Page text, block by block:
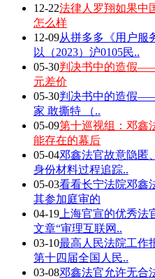
12-22法律人罗翔如果中
怎么样
12-09从拼多多《用户
以（2023）沪0105民..
05-30判决书中的造假
元差价
05-30判决书中的造假
家 敢撕特 （..
05-09第十巡视组：邓鑫
能存在的幕后
05-04邓鑫法官故意隐匿
身份材料过程追踪..
05-03看看长宁法院邓鑫
其参加庭审的
04-19 上海官宣的优秀
文章“审理互联网..
03-10最高人民法院工作
第十四届全国人民..
03-08邓鑫法官允许无合